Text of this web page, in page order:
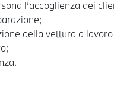
l’accoglienza dei
della vettura a